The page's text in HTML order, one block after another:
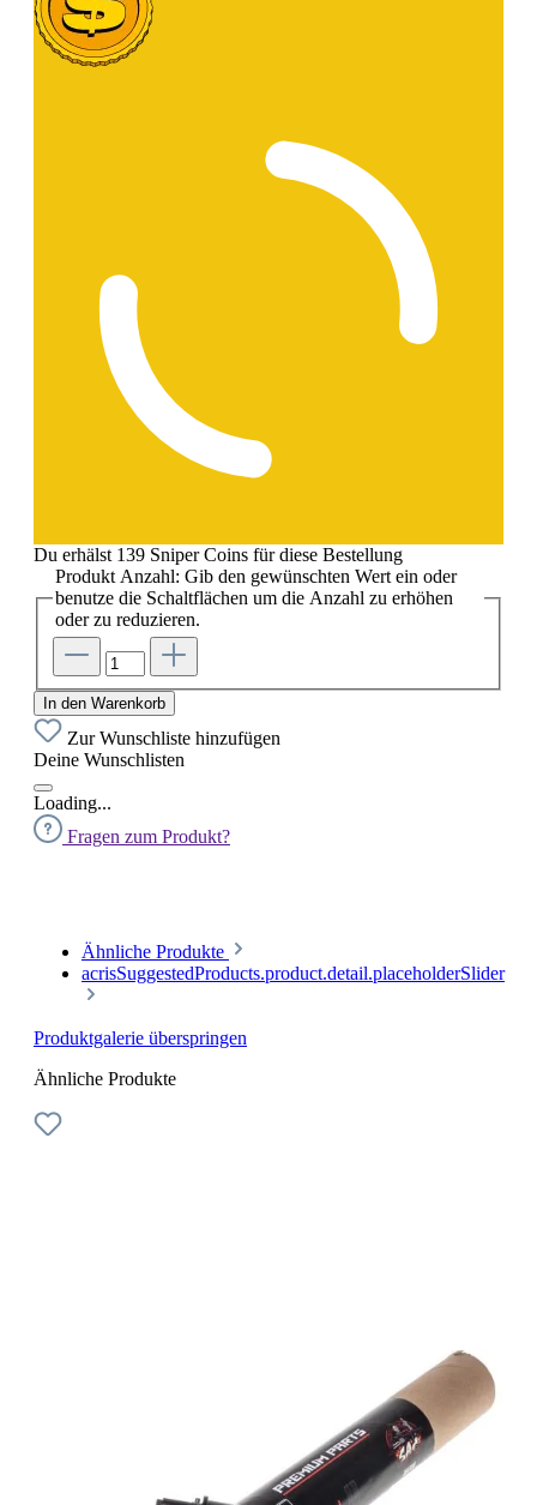
Du erhälst 139 Sniper Coins für diese Bestellung
Produkt Anzahl: Gib den gewünschten Wert ein oder
benutze die Schaltflächen um die Anzahl zu erhöhen
oder zu reduzieren.
In den Warenkorb
Zur Wunschliste hinzufügen
Deine Wunschlisten
Loading...
Fragen zum Produkt?
Ähnliche Produkte
acrisSuggestedProducts.product.detail.placeholderSlider
Produktgalerie überspringen
Ähnliche Produkte